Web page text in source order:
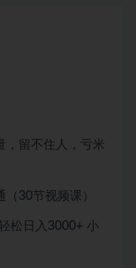
，留不住人，亏米
30节视频课）
松日入3000+ 小